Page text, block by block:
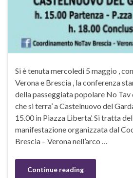
Si è tenuta mercoledi 5 maggio ,
Verona e Brescia , la conferenza
della passeggiata popolare No
che si terra’ a Castelnuovo del
15.00 in Piazza Liberta’. Si tratta
manifestazione organizzata dal
Brescia – Verona nell’arco …
Continue reading